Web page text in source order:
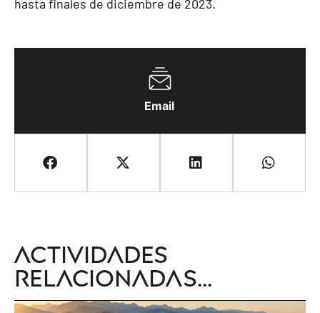
Email
hasta finales de diciembre de 2023.
Actividades
relacionadas...